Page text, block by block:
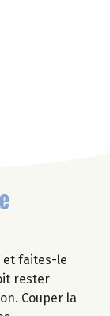
et faites-le
rester
Couper la